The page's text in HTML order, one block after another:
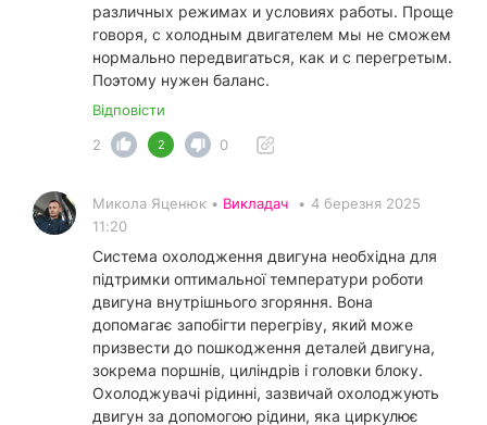
различных режимах и условиях работы. Проще
говоря, с холодным двигателем мы не сможем
нормально передвигаться, как и с перегретым.
Поэтому нужен баланс.
Відповісти
2
2 0
Микола Яценюк • Викладач • 4 березня 2025
11:20
Система охолодження двигуна необхідна для
підтримки оптимальної температури роботи
двигуна внутрішнього згоряння. Вона
допомагає запобігти перегріву, який може
призвести до пошкодження деталей двигуна,
зокрема поршнів, циліндрів і головки блоку.
Охолоджувачі рідинні, зазвичай охолоджують
двигун за допомогою рідини, яка циркулює